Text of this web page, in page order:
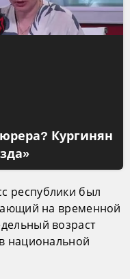
Кургинян
республики был
на временной
возраст
национальной